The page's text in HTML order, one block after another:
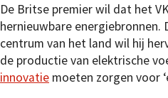
De Britse premier wil dat het
hernieuwbare
centrum van het land wil hij
de productie van elektrische
innovatie moeten zorgen voor